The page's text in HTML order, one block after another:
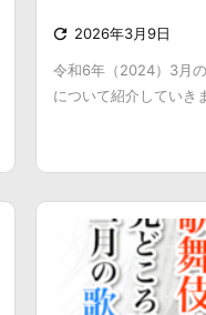
 2026年3月9日
令和6年（2024）3月
について紹介していき